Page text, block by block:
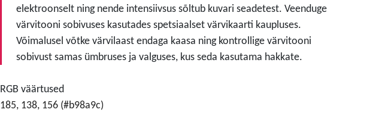
elektroonselt ning nende intensiivsus sõltub kuvari seadetest. Veenduge
värvitooni sobivuses kasutades spetsiaalset värvikaarti kaupluses.
Võimalusel võtke värvilaast endaga kaasa ning kontrollige värvitooni
sobivust samas ümbruses ja valguses, kus seda kasutama hakkate.
RGB väärtused
185, 138, 156 (#b98a9c)